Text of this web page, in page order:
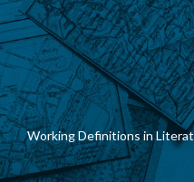
Working Definitions in